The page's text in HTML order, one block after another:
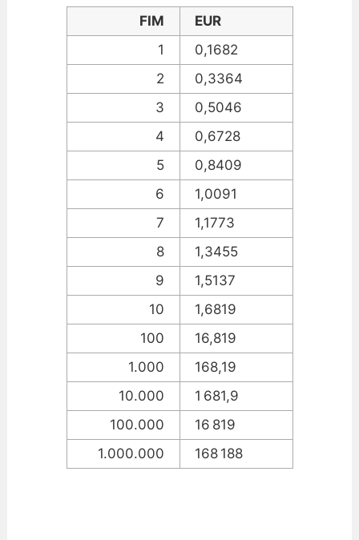
FIM
EUR
1
0,1682
2
0,3364
3
0,5046
4
0,6728
5
0,8409
6
1,0091
7
1,1773
8
1,3455
9
1,5137
10
1,6819
100
16,819
1.000
168,19
10.000
1 681,9
100.000
16 819
1.000.000
168 188